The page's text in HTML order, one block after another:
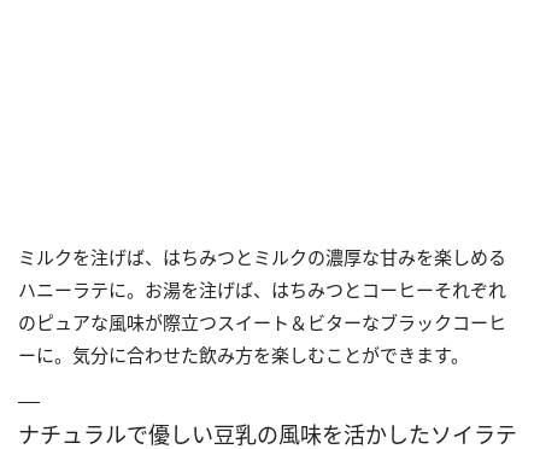
ミルクを注げば、はちみつとミルクの濃厚な甘みを楽しめる
ハニーラテに。お湯を注げば、はちみつとコーヒーそれぞれ
のピュアな風味が際立つスイート＆ビターなブラックコーヒ
ーに。気分に合わせた飲み方を楽しむことができます。
ナチュラルで優しい豆乳の風味を活かしたソイラテ